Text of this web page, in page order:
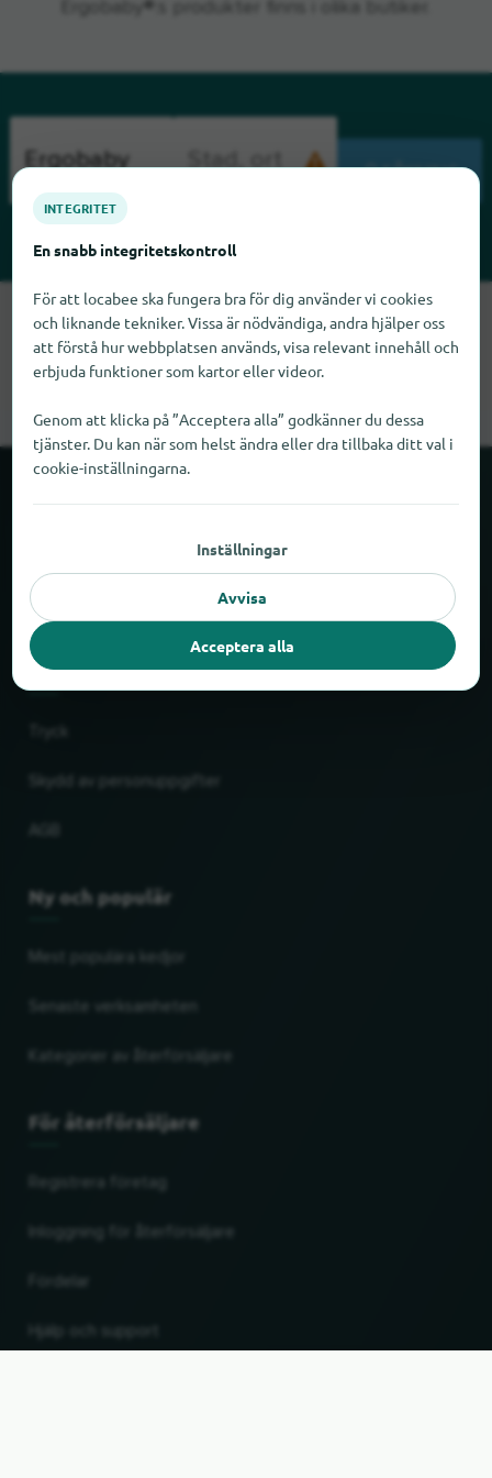
Ergobaby®:s produkter finns i olika butiker.
SÖKNING
Tyvärr kan vi inte hitta Ergobaby just nu. Om du vet var
Ergobaby finns skulle vi bli glada om du meddelade oss det.
Om locabee
Partner
Rättslig
Ny och populär
Senaste verksamheten
Kategorier av återförsäljare
För återförsäljare
Inloggning för återförsäljare
Fördelar
INTEGRITET
En snabb integritetskontroll
För att locabee ska fungera bra för dig använder vi cookies
och liknande tekniker. Vissa är nödvändiga, andra hjälper oss
att förstå hur webbplatsen används, visa relevant innehåll och
erbjuda funktioner som kartor eller videor.
Genom att klicka på ”Acceptera alla” godkänner du dessa
tjänster. Du kan när som helst ändra eller dra tillbaka ditt val i
cookie-inställningarna.
Inställningar
Avvisa
Acceptera alla